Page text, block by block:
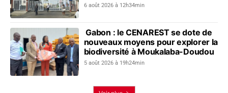
6 août 2026 à 12h34min
Gabon : le CENAREST se dote de
nouveaux moyens pour explorer la
biodiversité à Moukalaba-Doudou
5 août 2026 à 19h24min